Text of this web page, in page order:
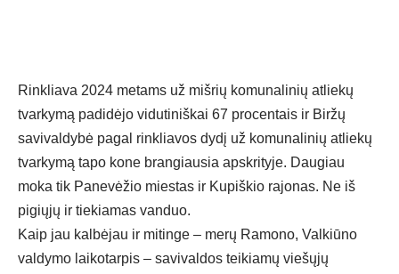
Rinkliava 2024 metams už mišrių komunalinių atliekų
tvarkymą padidėjo vidutiniškai 67 procentais ir Biržų
savivaldybė pagal rinkliavos dydį už komunalinių atliekų
tvarkymą tapo kone brangiausia apskrityje. Daugiau
moka tik Panevėžio miestas ir Kupiškio rajonas. Ne iš
pigiųjų ir tiekiamas vanduo.
Kaip jau kalbėjau ir mitinge – merų Ramono, Valkiūno
valdymo laikotarpis – savivaldos teikiamų viešųjų